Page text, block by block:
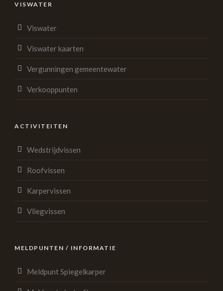
VISWATER
Viswater
Viswater kaarten
Vergunningen gemeentewater
Verkooppunten
ACTIVITEITEN
Wedstrijdvissen
Roofvissen
Karpervissen
Vliegvissen
MELDPUNTEN / INFORMATIE
Meldpunt Spiegelkarper